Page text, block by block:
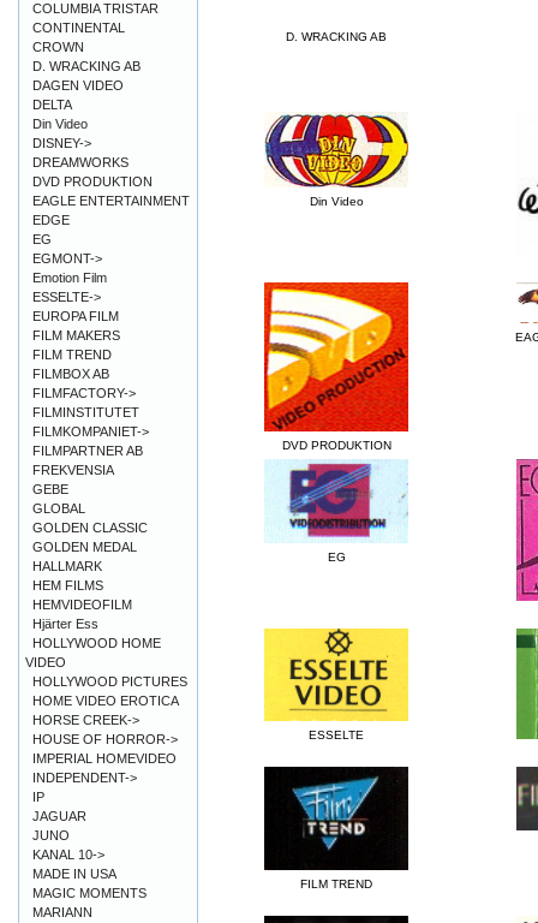
D. WRACKING AB
Din Video
DVD PRODUKTION
EG
ESSELTE
FILM TREND
COLUMBIA TRISTAR
CONTINENTAL
CROWN
D. WRACKING AB
DAGEN VIDEO
DELTA
Din Video
DISNEY->
DREAMWORKS
DVD PRODUKTION
EAGLE ENTERTAINMENT
EDGE
EG
EGMONT->
Emotion Film
ESSELTE->
EUROPA FILM
FILM MAKERS
FILM TREND
FILMBOX AB
FILMFACTORY->
FILMINSTITUTET
FILMKOMPANIET->
FILMPARTNER AB
FREKVENSIA
GEBE
GLOBAL
GOLDEN CLASSIC
GOLDEN MEDAL
HALLMARK
HEM FILMS
HEMVIDEOFILM
Hjärter Ess
HOLLYWOOD HOME
VIDEO
HOLLYWOOD PICTURES
HOME VIDEO EROTICA
HORSE CREEK->
HOUSE OF HORROR->
IMPERIAL HOMEVIDEO
INDEPENDENT->
IP
JAGUAR
JUNO
KANAL 10->
MADE IN USA
MAGIC MOMENTS
MARIANN